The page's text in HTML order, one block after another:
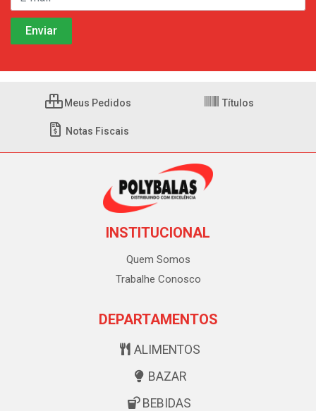
Meus Pedidos Títulos
Notas Fiscais
INSTITUCIONAL
Quem Somos
Trabalhe Conosco
DEPARTAMENTOS
ALIMENTOS
BAZAR
BEBIDAS